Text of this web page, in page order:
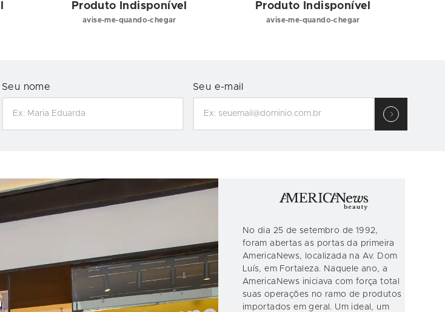
Produto Indisponível
avise-me-quando-chegar
Produto Indisponível
avise-me-quando-chegar
Seu nome Seu e-mail
No dia 25 de setembro de 1992,
foram abertas as portas da primeira
AmericaNews, localizada na Av. Dom
Luís, em Fortaleza. Naquele ano, a
AmericaNews iniciava com força total
suas operações no ramo de produtos
importados em geral. Um ideal, um